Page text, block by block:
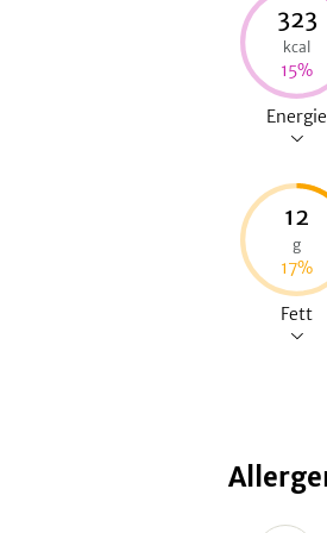
323
kcal
15%
Energie
12
g
17%
Fett